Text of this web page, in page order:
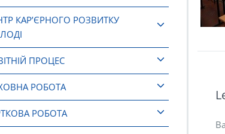
КАР’ЄРНОГО РОЗВИТКУ
ПРОЦЕС
РОБОТА
РОБОТА